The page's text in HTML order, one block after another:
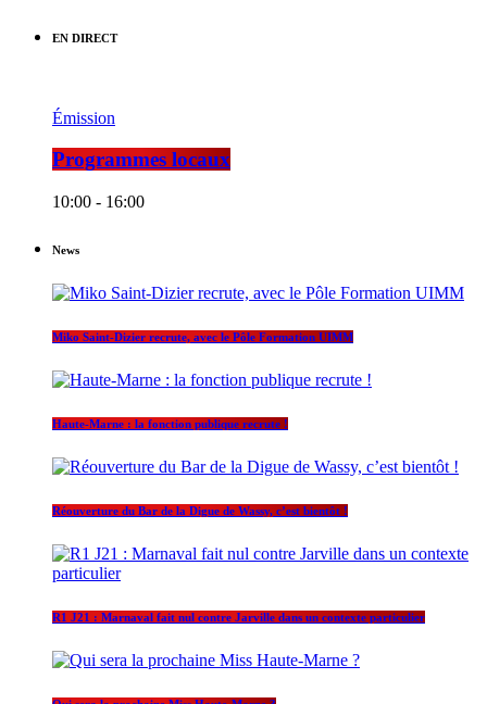
EN DIRECT
Émission
Programmes locaux
10:00 - 16:00
News
Miko Saint-Dizier recrute, avec le Pôle Formation UIMM
Haute-Marne : la fonction publique recrute !
Réouverture du Bar de la Digue de Wassy, c’est bientôt !
R1 J21 : Marnaval fait nul contre Jarville dans un contexte particulier